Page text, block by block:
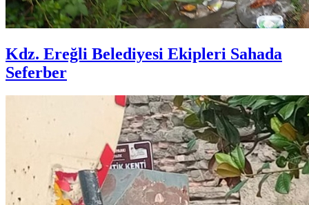
Kdz. Ereğli Belediyesi Ekipleri Sahada
Seferber